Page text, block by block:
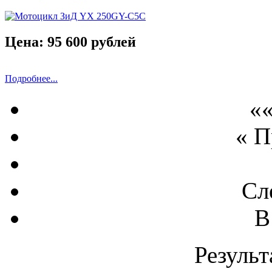
Цена: 95 600 рублей
Подробнее...
«